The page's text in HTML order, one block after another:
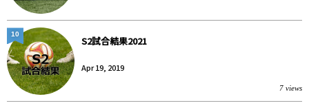
S2試合結果2021
Apr 19, 2019
7 views
10